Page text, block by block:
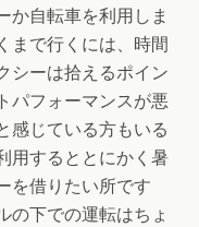
か自転車を利用しま
まで行くには、時間
シーは拾えるポイン
パフォーマンスが悪
感じている方もいる
用するととにかく暑
を借りたい所です
の下での運転はちょ